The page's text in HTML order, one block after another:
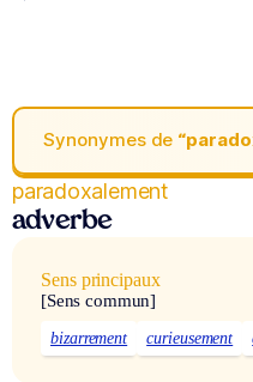
Synonymes de
paradoxalement
adverbe
Sens principaux
[Sens commun]
bizarrement curieusement